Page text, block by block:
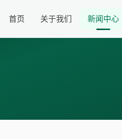
首页 关于我们 新闻中心